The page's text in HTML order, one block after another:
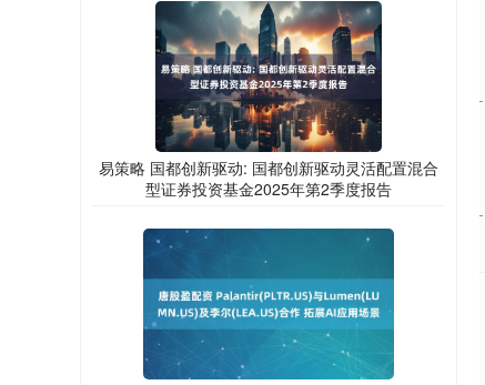
易策略 国都创新驱动: 国都创新驱动灵活配置混合
型证券投资基金2025年第2季度报告